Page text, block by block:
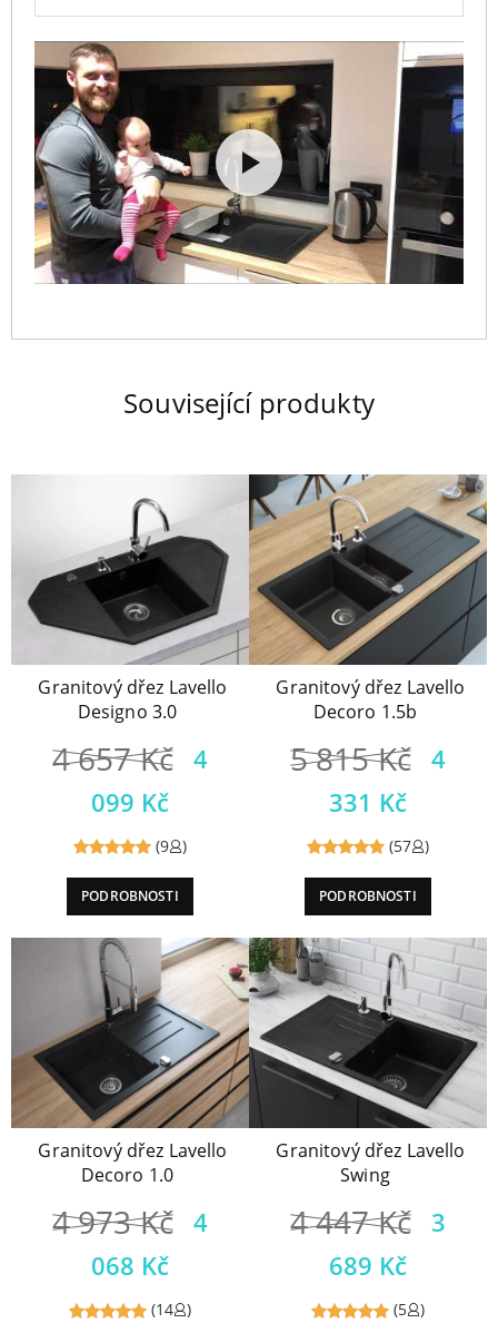
Související produkty
Granitový dřez Lavello
Designo 3.0
4 657Kč
4
099 Kč
out of
(9 )
PODROBNOSTI
Granitový dřez Lavello
Decoro 1.5b
5 815Kč
4
331 Kč
out of
(57 )
PODROBNOSTI
Granitový dřez Lavello
Decoro 1.0
4 973Kč
4
068 Kč
(14 )
Granitový dřez Lavello
Swing
4 447Kč
3
689 Kč
(5 )